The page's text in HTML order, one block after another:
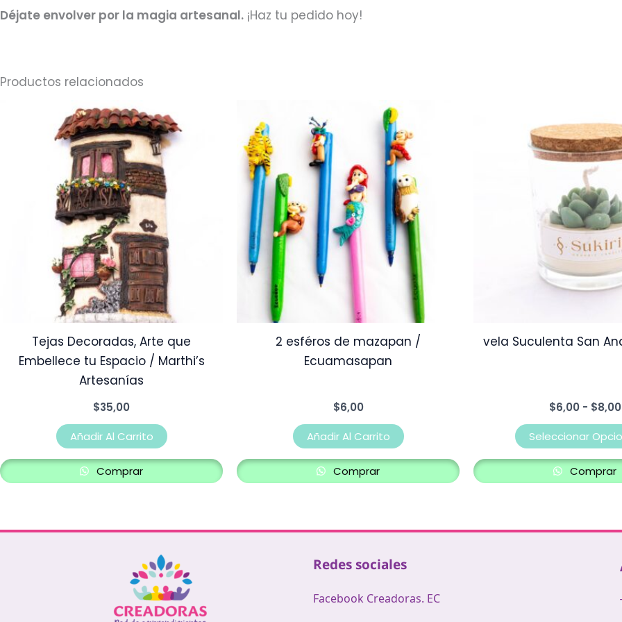
Déjate envolver por la magia artesanal. ¡Haz tu pedido hoy!
Productos relacionados
Tejas Decoradas, Arte que
Embellece tu Espacio / Marthi’s
Artesanías
$35,00
Añadir Al Carrito
Comprar
2 esféros de mazapan /
Ecuamasapan
$6,00
Añadir Al Carrito
Comprar
vela Suculenta San
$6,00 - $8,00
Seleccionar
Comprar
Redes sociales
Facebook Creadoras. EC